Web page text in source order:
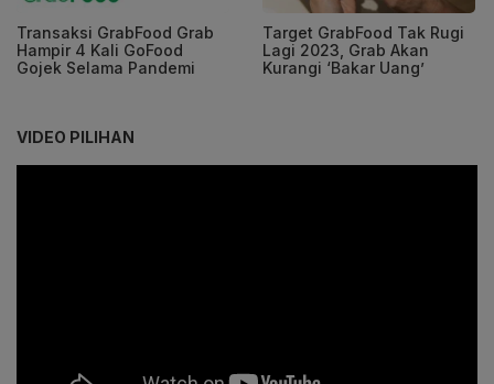
Transaksi GrabFood Grab
Hampir 4 Kali GoFood
Gojek Selama Pandemi
Target GrabFood Tak Rugi
Lagi 2023, Grab Akan
Kurangi ‘Bakar Uang’
VIDEO PILIHAN